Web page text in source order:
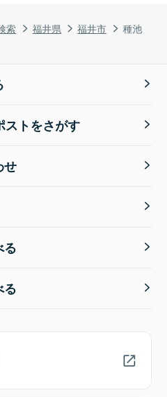
索 福井県 福井市 種池
ストをさがす
せ
る
る